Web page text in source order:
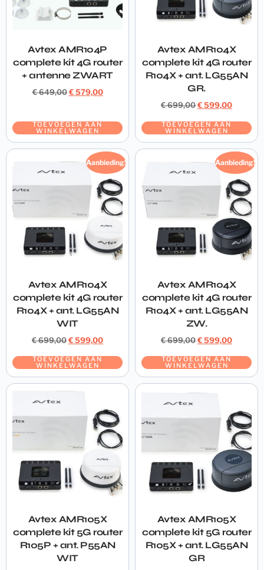
Avtex AMR104P
complete kit 4G router
+ antenne ZWART
€649,00 €579,00
TOEVOEGEN AAN
WINKELWAGEN
Avtex AMR104X
complete kit 4G router
R104X + ant. LG55AN
GR.
€699,00€599,00
TOEVOEGEN AAN
WINKELWAGEN
Aanbieding!
Avtex AMR104X
complete kit 4G router
R104X + ant. LG55AN
WIT
€699,00€599,00
TOEVOEGEN AAN
WINKELWAGEN
Aanbieding!
Avtex AMR104X
complete kit 4G router
R104X + ant. LG55AN
ZW.
€699,00€599,00
TOEVOEGEN AAN
WINKELWAGEN
Avtex AMR105X
complete kit 5G router
R105P + ant. P55AN
WIT
Avtex AMR105X
complete kit 5G router
R105X + ant. LG55AN
GR